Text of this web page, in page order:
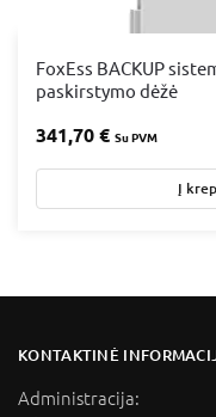
FoxEss BACKUP
paskirstymo dėžė
341,70€ Su PVM
Į
KONTAKTINĖ
Administracija: